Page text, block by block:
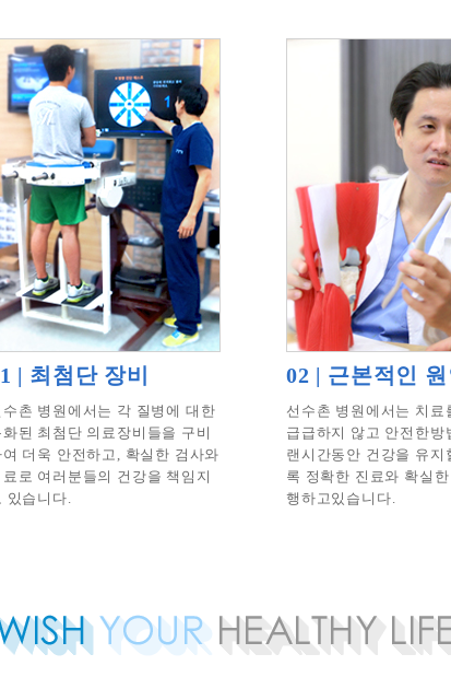
| 최첨단 장비
수촌 병원에서는 각 질병에 대한
화된 최첨단 의료장비들을 구비
여 더욱 안전하고, 확실한 검사와
료로 여러분들의 건강을 책임지
있습니다.
02 | 근본적인
선수촌 병원에서는 치료
급급하지 않고 안전한방
랜시간동안 건강을 유지
록 정확한 진료와 확실한
행하고있습니다.